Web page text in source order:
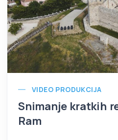
VIDEO PRODUKCIJA
Snimanje kratkih
Ram